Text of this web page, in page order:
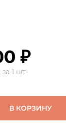
₽
1 шт
В КОРЗИНУ